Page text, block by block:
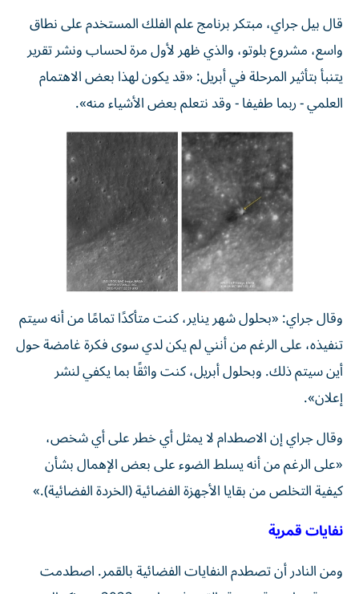
قال بيل جراي، مبتكر برنامج علم الفلك المستخدم على نطاق
واسع، مشروع بلوتو، والذي ظهر لأول مرة لحساب ونشر تقرير
يتنبأ بتأثير المرحلة في أبريل: «قد يكون لهذا بعض الاهتمام
العلمي - ربما طفيفا - وقد نتعلم بعض الأشياء منه».
وقال جراي: «بحلول شهر يناير، كنت متأكدًا تمامًا من أنه سيتم
تنفيذه، على الرغم من أنني لم يكن لدي سوى فكرة غامضة حول
أين سيتم ذلك. وبحلول أبريل، كنت واثقًا بما يكفي لنشر
إعلان».
وقال جراي إن الاصطدام لا يمثل أي خطر على أي شخص،
«على الرغم من أنه يسلط الضوء على بعض الإهمال بشأن
كيفية التخلص من بقايا الأجهزة الفضائية (الخردة الفضائية).»
نفايات قمرية
ومن النادر أن تصطدم النفايات الفضائية بالقمر. اصطدمت